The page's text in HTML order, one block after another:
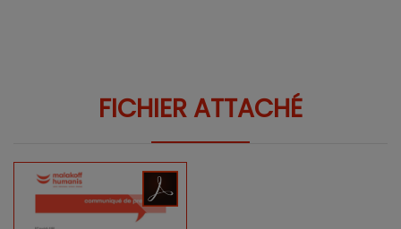
FICHIER ATTACHÉ